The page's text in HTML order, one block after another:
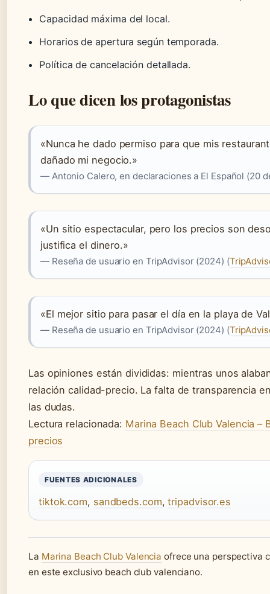
Capacidad máxima del local.
Horarios de apertura según temporada.
Política de cancelación detallada.
Lo que dicen los protagonistas
«Nunca he dado permiso para que mis
dañado mi negocio.»
— Antonio Calero, en declaraciones a El Español (20
«Un sitio espectacular, pero los precios son
justifica el dinero.»
— Reseña de usuario en TripAdvisor (2024) (
«El mejor sitio para pasar el día en la playa de
— Reseña de usuario en TripAdvisor (2024) (
Las opiniones están divididas: mientras unos
relación calidad-precio. La falta de transparencia
las dudas.
Lectura relacionada: Marina Beach Club Valencia –
precios
FUENTES ADICIONALES
tiktok.com, sandbeds.com,tripadvisor.es
La Marina Beach Club Valencia ofrece una perspectiva
en este exclusivo beach club valenciano.